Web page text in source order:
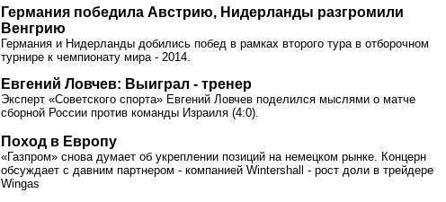
Германия победила Австрию, Нидерланды разгромили
Венгрию
Германия и Нидерланды добились побед в рамках второго тура в отборочном
турнире к чемпионату мира - 2014.
Евгений Ловчев: Выиграл - тренер
Эксперт «Советского спорта» Евгений Ловчев поделился мыслями о матче
сборной России против команды Израиля (4:0).
Поход в Европу
«Газпром» снова думает об укреплении позиций на немецком рынке. Концерн
обсуждает с давним партнером - компанией Wintershall - рост доли в трейдере
Wingas